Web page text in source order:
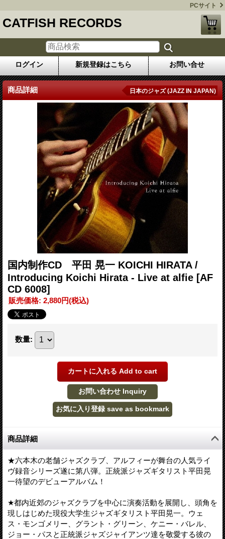
PCサイト
CATFISH RECORDS
ログイン 新規登録はこちら お問い合せ
商品詳細 日本のジャズ (JAZZ IN JAPAN)
国内制作CD 平田 晃一 KOICHI HIRATA /
Introducing Koichi Hirata - Live at alfie [AF
CD 6008]
販売価格: 2,880円(税込)
数量:
商品詳細
★六本木の老舗ジャズクラブ、アルフィーが舞台の人気ライ
ヴ録音シリーズ遂に第八弾。正統派ジャズギタリスト平田晃
一待望のデビューアルバム！
★都内近郊のジャズクラブを中心に演奏活動を展開し、頭角を
現しはじめた現役大学生ジャズギタリスト平田晃一。ウェ
ス・モンゴメリー、グラント・グリーン、ケニー・バレル、
ジョー・パスと正統派ジャズジャイアンツ達を敬愛する彼の